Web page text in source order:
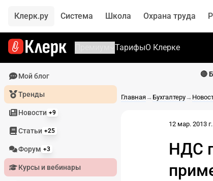
Клерк.ру Система Школа Охрана труда
ТарифыО Клерке
Мой блог
Тренды
Новости +9
Статьи +25
Форум +3
Курсы и вебинары
🔴
Главная→ Бухгалтеру→
12 мар. 2013
НДС